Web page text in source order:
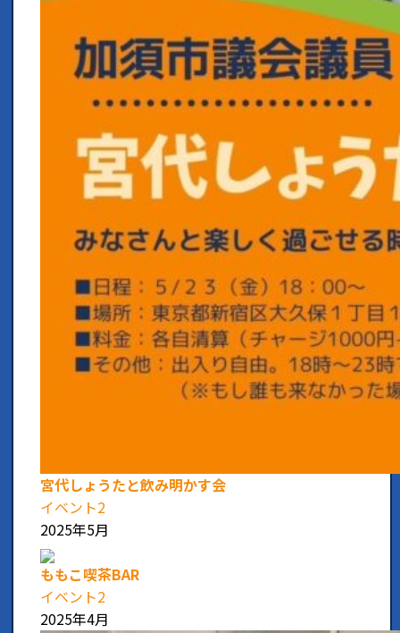
宮代しょうたと飲み明かす会
イベント2
2025年5月
ももこ喫茶BAR
イベント2
2025年4月